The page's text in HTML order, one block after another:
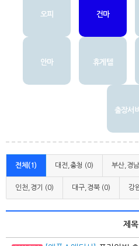
오피 건마
안마 휴게텔
출장서
전체(1) 대전,충청 (0) 부산,경
인천,경기 (0) 대구,경북 (0) 강
제목